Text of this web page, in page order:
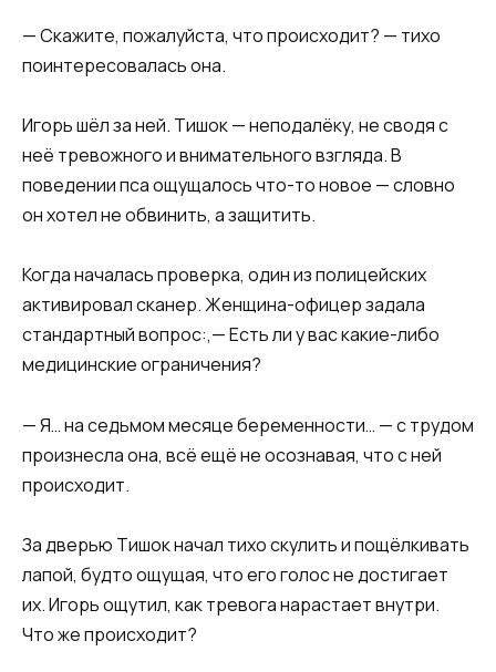
— Скажите, пожалуйста, что происходит? — тихо
поинтересовалась она.
Игорь шёл за ней. Тишок — неподалёку, не сводя с
неё тревожного и внимательного взгляда. В
поведении пса ощущалось что-то новое — словно
он хотел не обвинить, а защитить.
Когда началась проверка, один из полицейских
активировал сканер. Женщина-офицер задала
стандартный вопрос:,— Есть ли у вас какие-либо
медицинские ограничения?
— Я… на седьмом месяце беременности… — с трудом
произнесла она, всё ещё не осознавая, что с ней
происходит.
За дверью Тишок начал тихо скулить и пощёлкивать
лапой, будто ощущая, что его голос не достигает
их. Игорь ощутил, как тревога нарастает внутри.
Что же происходит?